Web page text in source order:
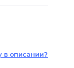
в описании?